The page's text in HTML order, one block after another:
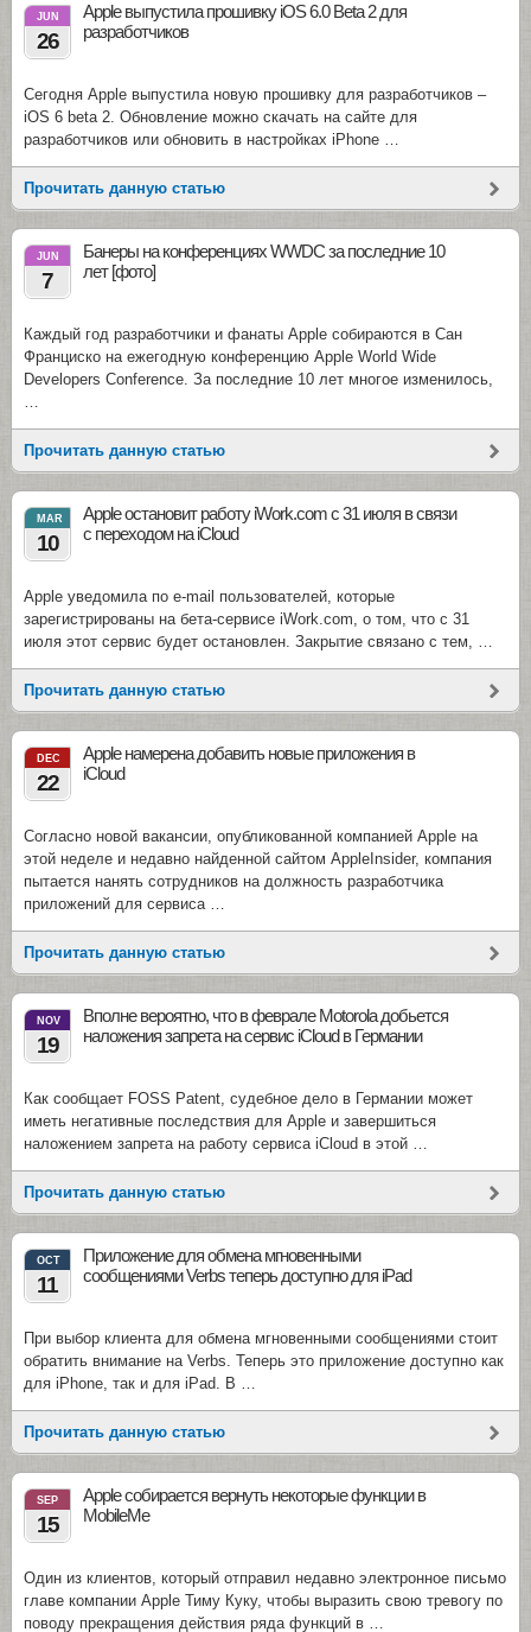
JUN
26
Apple выпустила прошивку iOS 6.0 Beta 2 для
разработчиков
Сегодня Apple выпустила новую прошивку для разработчиков –
iOS 6 beta 2. Обновление можно скачать на сайте для
разработчиков или обновить в настройках iPhone …
Прочитать данную статью
JUN
7
Банеры на конференциях WWDC за последние 10
лет [фото]
Каждый год разработчики и фанаты Apple собираются в Сан
Франциско на ежегодную конференцию Apple World Wide
Developers Conference. За последние 10 лет многое изменилось,
…
Прочитать данную статью
MAR
10
Apple остановит работу iWork.com с 31 июля в связи
с переходом на iCloud
Apple уведомила по e-mail пользователей, которые
зарегистрированы на бета-сервисе iWork.com, о том, что с 31
июля этот сервис будет остановлен. Закрытие связано с тем, …
Прочитать данную статью
DEC
22
Apple намерена добавить новые приложения в
iCloud
Согласно новой вакансии, опубликованной компанией Apple на
этой неделе и недавно найденной сайтом AppleInsider, компания
пытается нанять сотрудников на должность разработчика
приложений для сервиса …
Прочитать данную статью
NOV
19
Вполне вероятно, что в феврале Motorola добьется
наложения запрета на сервис iCloud в Германии
Как сообщает FOSS Patent, судебное дело в Германии может
иметь негативные последствия для Apple и завершиться
наложением запрета на работу сервиса iCloud в этой …
Прочитать данную статью
OCT
11
Приложение для обмена мгновенными
сообщениями Verbs теперь доступно для iPad
При выбор клиента для обмена мгновенными сообщениями стоит
обратить внимание на Verbs. Теперь это приложение доступно как
для iPhone, так и для iPad. В …
Прочитать данную статью
SEP
15
Apple собирается вернуть некоторые функции в
MobileMe
Один из клиентов, который отправил недавно электронное письмо
главе компании Apple Тиму Куку, чтобы выразить свою тревогу по
поводу прекращения действия ряда функций в …